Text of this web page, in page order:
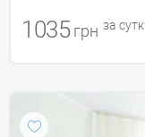
1035 грн за